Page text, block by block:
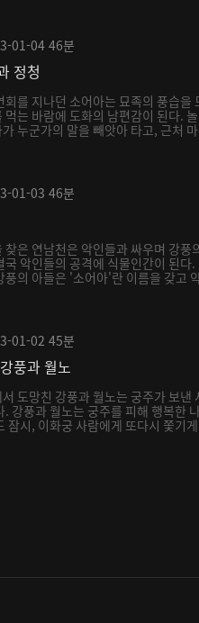
01-04 46분
정청
회를 지나던 소어아는 묘족의 풍습을
먹는 바람에 도화의 남편감이 된다.
누군가의 말을 빼앗아 타고, 근처
01-03 46분
찾은 연남천은 악인들과 싸우며 강풍
국 악인들의 공격에 식물인간이 된다.
풍의 아들은 '소어아'란 이름을 갖고
01-02 45분
풍과 월노
도망친 강풍과 월노는 궁주가 보낸
. 강풍과 월노는 궁주를 피해 행복한
잠시, 이화궁 사람에게 또다시 쫓기